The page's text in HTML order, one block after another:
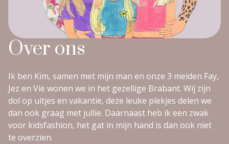
Over ons
Ik ben Kim, samen met mijn man en onze 3 meiden Fay,
Jez en Vie wonen we in het gezellige Brabant. Wij zijn
dol op uitjes en vakantie, deze leuke plekjes delen we
dan ook graag met jullie. Daarnaast heb ik een zwak
voor kidsfashion, het gat in mijn hand is dan ook niet
te overzien.